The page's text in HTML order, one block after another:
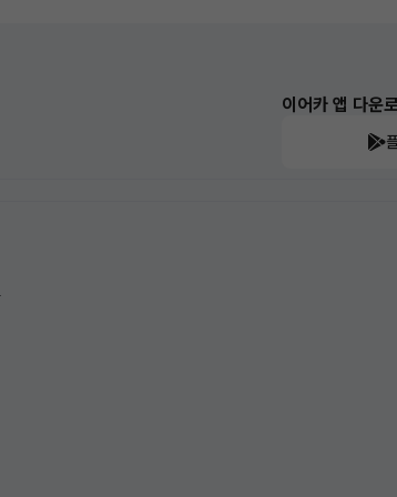
이어카 앱 다운